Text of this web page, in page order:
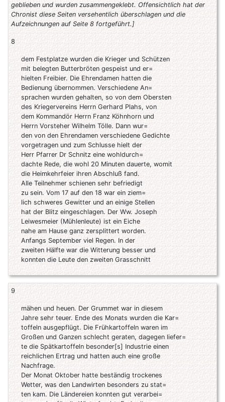
geblieben und wurden zusammengeklebt. Offensichtlich hat der
Chronist diese Seiten versehentlich überschlagen und die
Aufzeichnungen auf Seite 8 fortgeführt.]
8
dem Festplatze wurden die Krieger und Schützen
mit belegten Butterbröten gespeist und er=
hielten Freibier. Die Ehrendamen hatten die
Bedienung übernommen. Verschiedene An=
sprachen wurden gehalten, so von dem Obersten
des Kriegervereins Herrn Gerhard Plahs, von
dem Kommandör Herrn Franz Köhnhorn und
Herrn Vorsteher Wilhelm Tölle. Dann wur=
den von den Ehrendamen verschiedene Gedichte
vorgetragen und zum Schlusse hielt der
Herr Pfarrer Dr Schnitz eine wohldurch=
dachte Rede, die wohl 20 Minuten dauerte, womit
die Heimkehrfeier ihren Abschluß fand.
Alle Teilnehmer schienen sehr befriedigt
zu sein. Vom 17 auf den 18 war ein ziem=
lich schweres Gewitter und an einige Stellen
hat der Blitz eingeschlagen. Der Ww. Joseph
Leiwesmeier (Mühlenleute) ist ein Eiche
nahe am Hause ganz zersplittert worden.
Anfangs September viel Regen. In der
zweiten Hälfte war die Witterung besser und
konnten die Leute den zweiten Grasschnitt
9
mähen und heuen. Der Grummet war in diesem
Jahre sehr teuer. Ende des Monats wurden die Kar=
toffeln ausgepflügt. Die Frühkartoffeln waren im
Großen und Ganzen schlecht geraten, dagegen liefer=
te die Spätkartoffeln besonder[s] Industrie einen
reichlichen Ertrag und hatten auch eine große
Nachfrage.
Der Monat Oktober hatte beständig trockenes
Wetter, was den Landwirten besonders zu stat=
ten kam. Die Ländereien konnten gut verarbei=